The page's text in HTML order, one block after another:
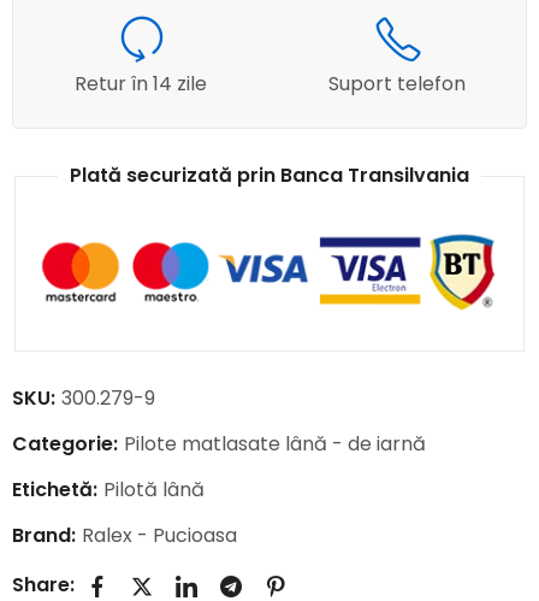
Retur în 14 zile Suport telefon
Plată securizată prin Banca Transilvania
SKU: 300.279-9
Categorie: Pilote matlasate lână - de iarnă
Etichetă: Pilotă lână
Brand: Ralex - Pucioasa
Share: